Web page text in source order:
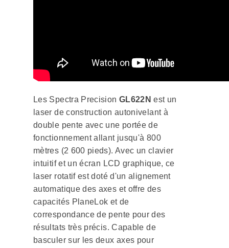
Les Spectra Precision GL622N est un
laser de construction autonivelant à
double pente avec une portée de
fonctionnement allant jusqu'à 800
mètres (2 600 pieds). Avec un clavier
intuitif et un écran LCD graphique, ce
laser rotatif est doté d'un alignement
automatique des axes et offre des
capacités PlaneLok et de
correspondance de pente pour des
résultats très précis. Capable de
basculer sur les deux axes pour